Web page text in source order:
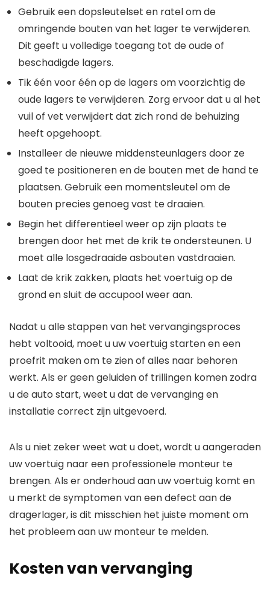
Gebruik een dopsleutelset en ratel om de
omringende bouten van het lager te verwijderen.
Dit geeft u volledige toegang tot de oude of
beschadigde lagers.
Tik één voor één op de lagers om voorzichtig de
oude lagers te verwijderen. Zorg ervoor dat u al het
vuil of vet verwijdert dat zich rond de behuizing
heeft opgehoopt.
Installeer de nieuwe middensteunlagers door ze
goed te positioneren en de bouten met de hand te
plaatsen. Gebruik een momentsleutel om de
bouten precies genoeg vast te draaien.
Begin het differentieel weer op zijn plaats te
brengen door het met de krik te ondersteunen. U
moet alle losgedraaide asbouten vastdraaien.
Laat de krik zakken, plaats het voertuig op de
grond en sluit de accupool weer aan.
Nadat u alle stappen van het vervangingsproces
hebt voltooid, moet u uw voertuig starten en een
proefrit maken om te zien of alles naar behoren
werkt. Als er geen geluiden of trillingen komen zodra
u de auto start, weet u dat de vervanging en
installatie correct zijn uitgevoerd.
Als u niet zeker weet wat u doet, wordt u aangeraden
uw voertuig naar een professionele monteur te
brengen. Als er onderhoud aan uw voertuig komt en
u merkt de symptomen van een defect aan de
dragerlager, is dit misschien het juiste moment om
het probleem aan uw monteur te melden.
Kosten van vervanging